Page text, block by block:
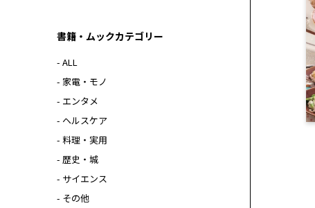
書籍・ムックカテゴリー
- ALL
- 家電・モノ
- エンタメ
- ヘルスケア
- 料理・実用
- 歴史・城
- サイエンス
- その他